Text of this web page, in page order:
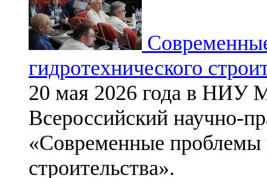
гидротехнического
20 мая 2026 года в НИУ
Всероссийский научно-
«Современные проблемы
строительства».